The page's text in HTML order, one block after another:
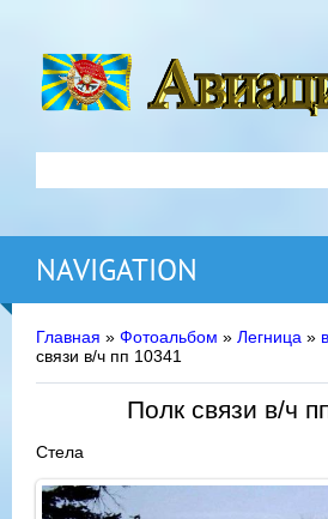
NAVIGATION
Главная » Фотоальбом » Легница »
связи в/ч пп 10341
Полк связи в/ч
Стела